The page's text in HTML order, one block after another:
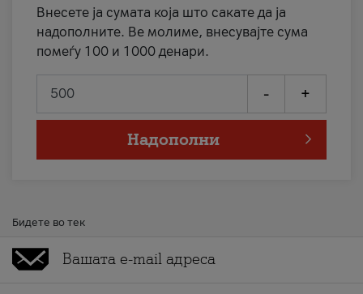
Внесете ја сумата која што сакате да ја
надополните. Ве молиме, внесувајте сума
помеѓу 100 и 1000 денари.
- +
Надополни
Бидете во тек